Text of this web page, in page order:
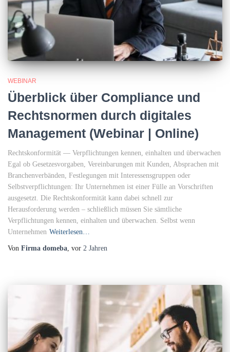
WEBINAR
Überblick über Compliance und
Rechtsnormen durch digitales
Management (Webinar | Online)
Rechtskonformität — Verpflichtungen kennen, einhalten und überwachen
Egal ob Gesetzesvorgaben, Vereinbarungen mit Kunden, Absprachen mit
Branchenverbänden, Festlegungen mit Interessensgruppen oder
Selbstverpflichtungen: Ihr Unternehmen ist einer Fülle an Vorschriften
ausgesetzt. Die Rechtskonformität kann dabei schnell zur
Herausforderung werden – schließlich müssen Sie sämtliche
Verpflichtungen kennen, einhalten und überwachen. Selbst wenn
Unternehmen Weiterlesen…
Von Firma domeba , vor 2 Jahren